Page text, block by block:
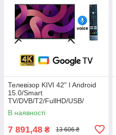
Телевізор KIVI 42" I Android
15.0/Smart
TV/DVB/T2/FullHD/USB/
(1980x1080) блютуз пульт
В наявності
7 891,48 ₴ 13 606 ₴